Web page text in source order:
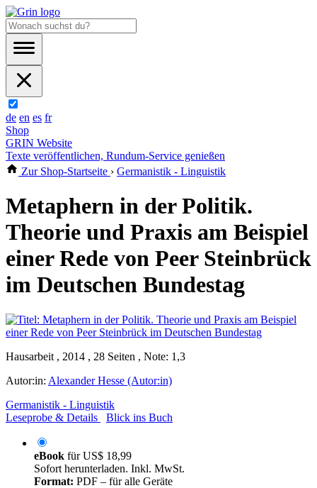
de en es fr
Shop
GRIN Website
Texte veröffentlichen, Rundum-Service genießen
Zur Shop-Startseite › Germanistik - Linguistik
Metaphern in der Politik.
Theorie und Praxis am Beispiel
einer Rede von Peer Steinbrück
im Deutschen Bundestag
Hausarbeit , 2014 , 28 Seiten , Note: 1,3
Autor:in: Alexander Hesse (Autor:in)
Germanistik - Linguistik
Leseprobe & Details
Blick ins Buch
eBook fürUS$ 18,99
Sofort herunterladen. Inkl. MwSt.
Format: PDF – für alle Geräte